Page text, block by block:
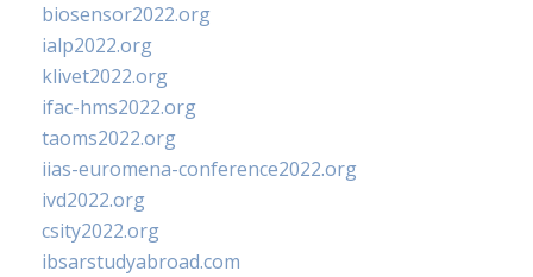
biosensor2022.org
ialp2022.org
klivet2022.org
ifac-hms2022.org
taoms2022.org
iias-euromena-conference2022.org
ivd2022.org
csity2022.org
ibsarstudyabroad.com